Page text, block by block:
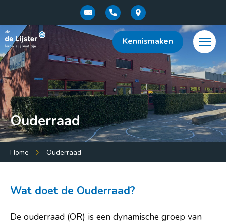
Kennismaken
Menu:
Over de school
Ouderraad
Home Ouderraad
Wat doet de Ouderraad?
De ouderraad (OR) is een dynamische groep van